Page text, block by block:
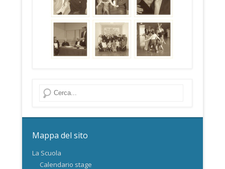
Cerca
Mappa del sito
La Scuola
Calendario stage